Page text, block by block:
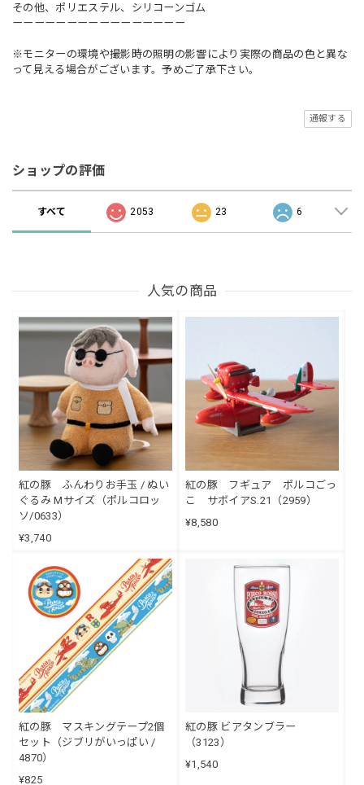
その他、ポリエステル、シリコーンゴム
ーーーーーーーーーーーーーーーー
※モニターの環境や撮影時の照明の影響により実際の商品の色と異な
って見える場合がございます。予めご了承下さい。
通報する
ショップの評価
すべて 2053 23 6
人気の商品
紅の豚 ふんわりお手玉 / ぬい
ぐるみ Mサイズ（ポルコロッ
ソ/0633）
¥3,740
紅の豚 フギュア ポルコごっ
こ サボイアS.21（2959）
¥8,580
紅の豚 マスキングテープ2個
セット（ジブリがいっぱい /
4870）
¥825
紅の豚 ビアタンブラー
（3123）
¥1,540